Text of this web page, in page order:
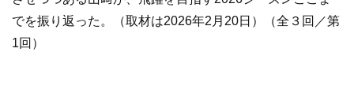
でを振り返った。（取材は2026年2月20日）（全３回／第
1回）